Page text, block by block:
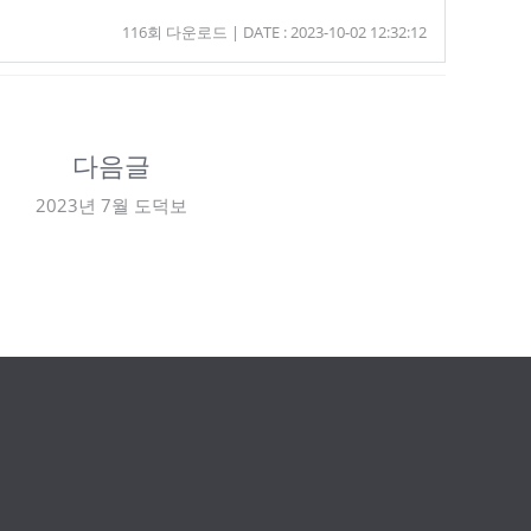
116회 다운로드 | DATE : 2023-10-02 12:32:12
다음글
2023년 7월 도덕보